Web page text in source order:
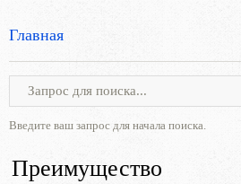
Главная
Введите ваш запрос для начала поиска.
Преимущество